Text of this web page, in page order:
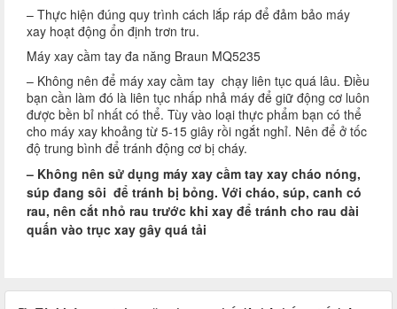
– Thực hiện đúng quy trình cách lắp ráp để đảm bảo máy
xay hoạt động ổn định trơn tru.
Máy xay cầm tay đa năng Braun MQ5235
– Không nên để máy xay cầm tay chạy liên tục quá lâu. Điều
bạn cần làm đó là liên tục nhấp nhả máy để giữ động cơ luôn
được bền bỉ nhất có thể. Tùy vào loại thực phẩm bạn có thể
cho máy xay khoảng từ 5-15 giây rồi ngắt nghỉ. Nên để ở tốc
độ trung bình để tránh động cơ bị cháy.
– Không nên sử dụng máy xay cầm tay xay cháo nóng,
súp đang sôi để tránh bị bỏng. Với cháo, súp, canh có
rau, nên cắt nhỏ rau trước khi xay để tránh cho rau dài
quấn vào trục xay gây quá tải